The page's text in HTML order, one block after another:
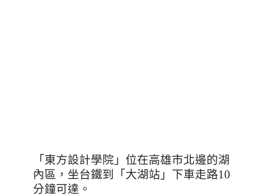
「東方設計學院」位在高雄市北邊的湖
內區，坐台鐵到「大湖站」下車走路10
分鐘可達。